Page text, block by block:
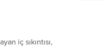
iç sıkıntısı,